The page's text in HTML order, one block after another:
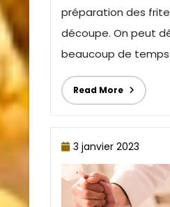
préparation des
découpe. On peut
beaucoup de temps
Read More
3 janvier 2023